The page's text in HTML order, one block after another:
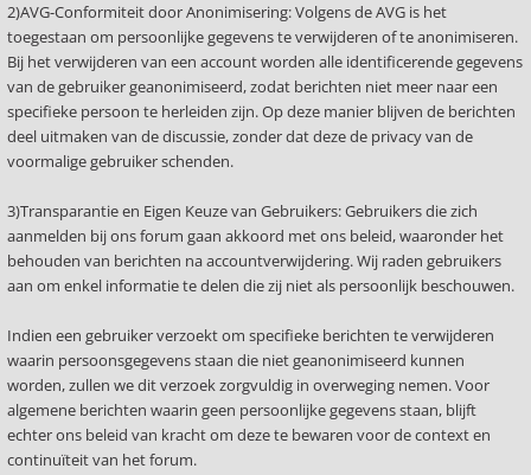
2)AVG-Conformiteit door Anonimisering: Volgens de AVG is het
toegestaan om persoonlijke gegevens te verwijderen of te anonimiseren.
Bij het verwijderen van een account worden alle identificerende gegevens
van de gebruiker geanonimiseerd, zodat berichten niet meer naar een
specifieke persoon te herleiden zijn. Op deze manier blijven de berichten
deel uitmaken van de discussie, zonder dat deze de privacy van de
voormalige gebruiker schenden.
3)Transparantie en Eigen Keuze van Gebruikers: Gebruikers die zich
aanmelden bij ons forum gaan akkoord met ons beleid, waaronder het
behouden van berichten na accountverwijdering. Wij raden gebruikers
aan om enkel informatie te delen die zij niet als persoonlijk beschouwen.
Indien een gebruiker verzoekt om specifieke berichten te verwijderen
waarin persoonsgegevens staan die niet geanonimiseerd kunnen
worden, zullen we dit verzoek zorgvuldig in overweging nemen. Voor
algemene berichten waarin geen persoonlijke gegevens staan, blijft
echter ons beleid van kracht om deze te bewaren voor de context en
continuïteit van het forum.